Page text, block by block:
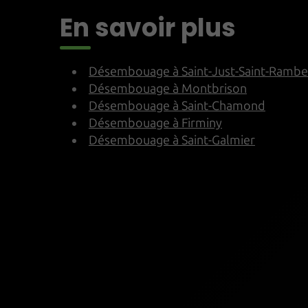
En savoir plus
Désembouage à Saint-Just-Saint-
Désembouage à Montbrison
Désembouage à Saint-Chamond
Désembouage à Firminy
Désembouage à Saint-Galmier